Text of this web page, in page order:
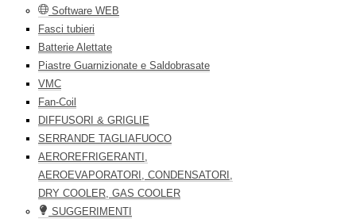
Software WEB
Fasci tubieri
Batterie Alettate
Piastre Guarnizionate e Saldobrasate
VMC
Fan-Coil
DIFFUSORI & GRIGLIE
SERRANDE TAGLIAFUOCO
AEROREFRIGERANTI,
AEROEVAPORATORI, CONDENSATORI,
DRY COOLER, GAS COOLER
SUGGERIMENTI